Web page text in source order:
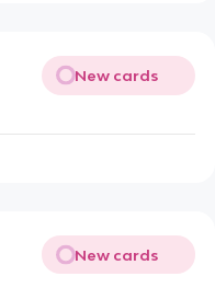
New cards
New cards